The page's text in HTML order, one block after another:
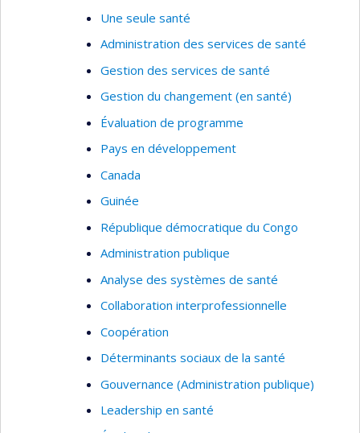
Une seule santé
Administration des services de santé
Gestion des services de santé
Gestion du changement (en santé)
Évaluation de programme
Pays en développement
Canada
Guinée
République démocratique du Congo
Administration publique
Analyse des systèmes de santé
Collaboration interprofessionnelle
Coopération
Déterminants sociaux de la santé
Gouvernance (Administration publique)
Leadership en santé